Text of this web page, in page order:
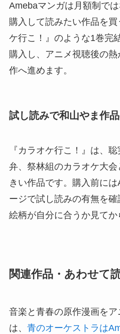
Amebaマンガは月額制で
購入して読みたい作品を
ケ行こ！』のような1巻完
購入し、アニメ視聴後の
作へ進めます。
試し読みで和山やま作
『カラオケ行こ！』は、
弁、祭林組のカラオケ大
きい作品です。購入前に
ージで試し読みの有無を
絵柄が自分に合うか見てか
関連作品・あわせて
音楽と青春の原作漫画を
は、 青のオーケストラは